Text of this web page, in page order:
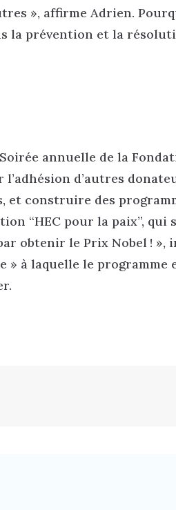
», affirme Adrien.
la prévention et la
annuelle de la
d’autres
et construire des
“HEC pour la paix”, qui
obtenir le Prix Nobel ! »,
» à laquelle le programme